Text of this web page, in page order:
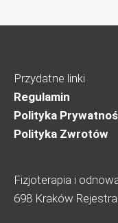
Przydatne linki
Regulamin
Polityka
Polityka Zwrotów
Fizjoterapia i
698 Kraków